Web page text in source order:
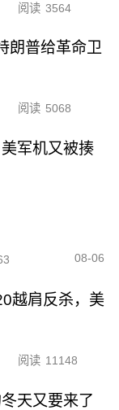
阅读 3564
朗普给革命卫
阅读 5068
军机又被揍
08-06
越肩反杀，美
阅读 11148
天又要来了